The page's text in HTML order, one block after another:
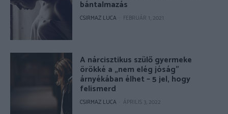
bántalmazás
CSIRMAZ LUCA FEBRUÁR 1, 2021
A nárcisztikus szülő gyermeke
örökké a „nem elég jóság”
árnyékában élhet – 5 jel, hogy
felismerd
CSIRMAZ LUCA ÁPRILIS 3, 2022